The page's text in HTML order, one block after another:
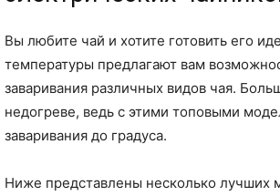
Вы любите чай и хотите готовить его
температуры предлагают вам
заваривания различных видов чая.
недогреве, ведь с этими топовыми
заваривания до градуса.
Ниже представлены несколько лучших